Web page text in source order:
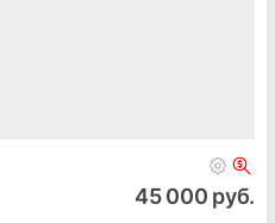
45 000 руб.